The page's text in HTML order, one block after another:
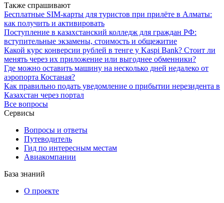
Также спрашивают
Бесплатные SIM-карты для туристов при прилёте в Алматы:
как получить и активировать
Поступление в казахстанский колледж для граждан РФ:
вступительные экзамены, стоимость и общежитие
Какой курс конверсии рублей в тенге у Kaspi Bank? Стоит ли
менять через их приложение или выгоднее обменники?
Где можно оставить машину на несколько дней недалеко от
аэропорта Костаная?
Как правильно подать уведомление о прибытии нерезидента в
Казахстан через портал
Все вопросы
Сервисы
Вопросы и ответы
Путеводитель
Гид по интересным местам
Авиакомпании
База знаний
О проекте